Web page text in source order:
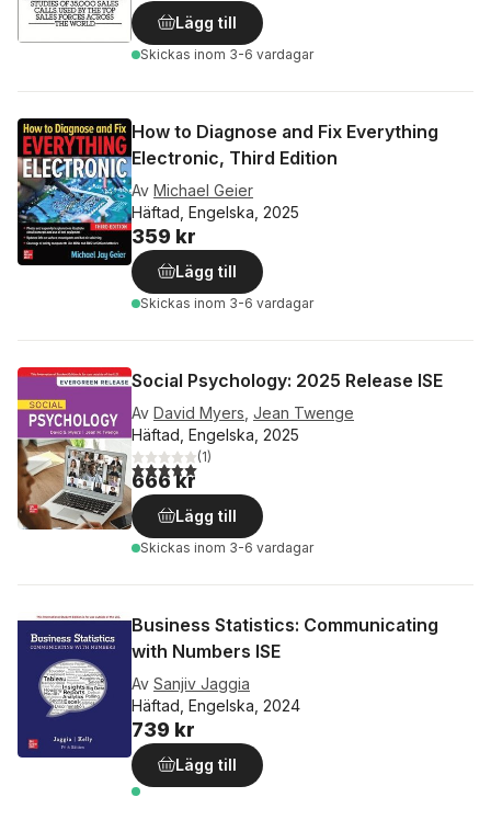
Lägg till
Skickas inom 3-6 vardagar
How to Diagnose and Fix Everything
Electronic, Third Edition
Av Michael Geier
Häftad, Engelska, 2025
359 kr
Lägg till
Skickas inom 3-6 vardagar
Social Psychology: 2025 Release ISE
Av David Myers Jean Twenge
Häftad, Engelska, 2025
5,0utav 5 stjärnor. Totalt antal röster:
(1)
666 kr
Lägg till
Skickas inom 3-6 vardagar
Business Statistics: Communicating
with Numbers ISE
Av Sanjiv Jaggia
Häftad, Engelska, 2024
739 kr
Lägg till